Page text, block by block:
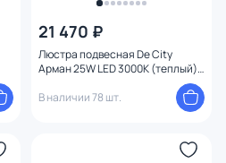
21 470 ₽
Люстра подвесная De City
Арман 25W LED 3000К (теплый)
В наличии 78 шт.